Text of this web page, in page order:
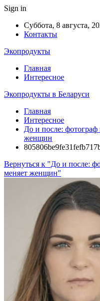
Sign in
Суббота, 8 августа,
Контакты
Экопродукты
Главная
Интересное
Экопродукты в Беларуси
Главная
Интересное
До и после: фотограф
женщин
Вернуться к "До и после:
меняет женщин"